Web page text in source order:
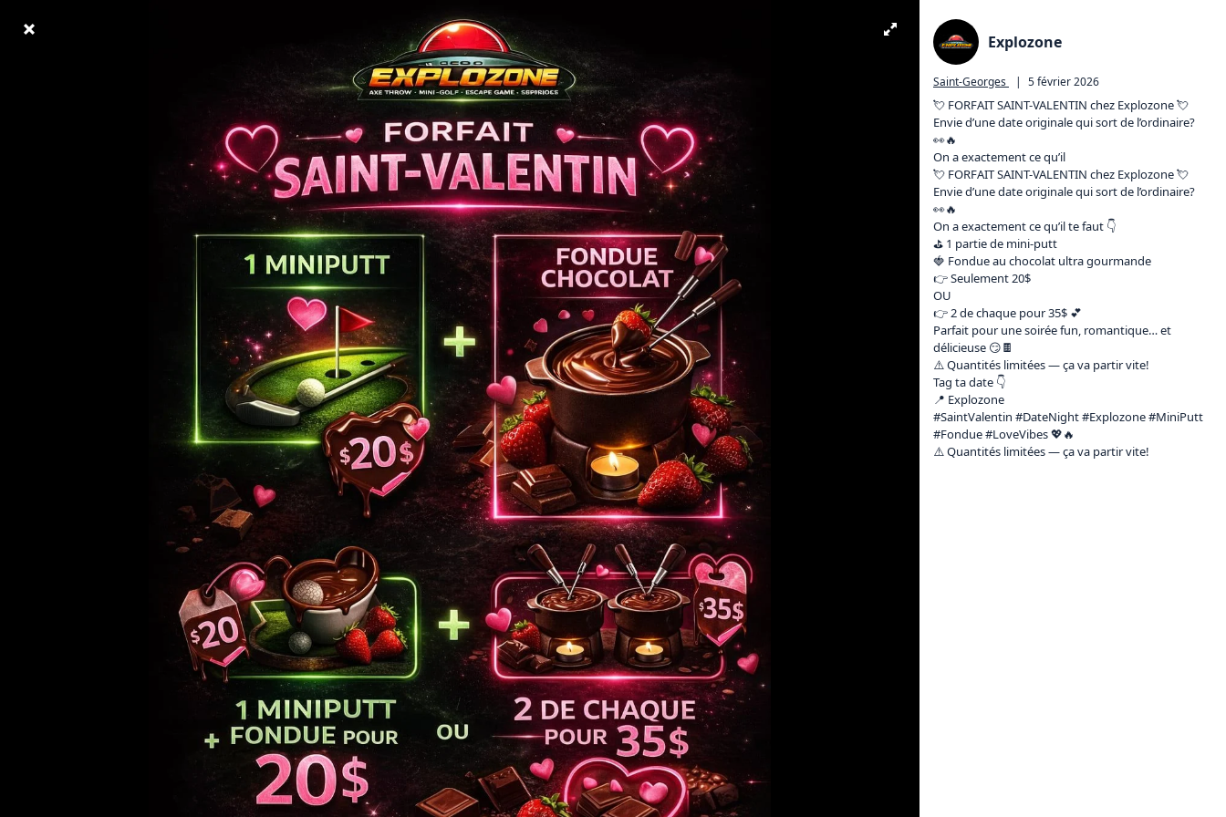
Explozone
Saint-Georges | 5 février 2026
💘 FORFAIT SAINT-VALENTIN chez Explozone 💘
Envie d’une date originale qui sort de l’ordinaire?
👀🔥
On a exactement ce qu’il
💘 FORFAIT SAINT-VALENTIN chez Explozone 💘
Envie d’une date originale qui sort de l’ordinaire?
👀🔥
On a exactement ce qu’il te faut 👇
⛳ 1 partie de mini-putt
🍓 Fondue au chocolat ultra gourmande
👉 Seulement 20$
OU
👉 2 de chaque pour 35$ 💕
Parfait pour une soirée fun, romantique… et
délicieuse 😏🍫
⚠️ Quantités limitées — ça va partir vite!
Tag ta date 👇
📍 Explozone
#SaintValentin #DateNight #Explozone #MiniPutt
#Fondue #LoveVibes 💖🔥
⚠️ Quantités limitées — ça va partir vite!